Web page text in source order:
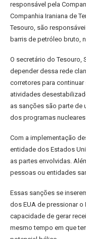
responsável pela
Companhia Iraniana de
Tesouro, são
barris de petróleo bruto,
O secretário do Tesouro,
depender dessa rede
corretores para
atividades
as sanções são parte de
dos programas
Com a implementação
entidade dos Estados
as partes envolvidas.
pessoas ou entidades
Essas sanções se
dos EUA de pressionar
capacidade de gerar
mesmo tempo em que